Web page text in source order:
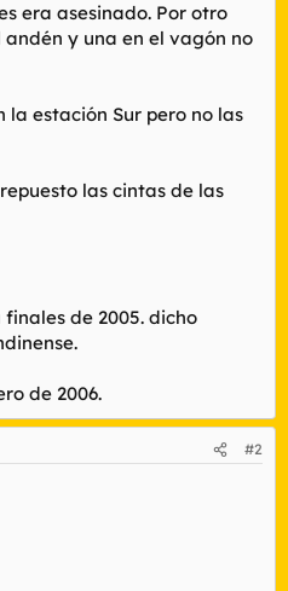
era asesinado. Por otro
y una en el vagón no
la estación Sur pero no las
las cintas de las
de 2005. dicho
de 2006.
#2